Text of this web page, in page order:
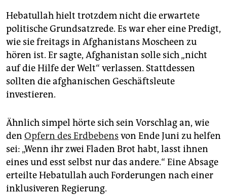
Hebatullah hielt trotzdem nicht die erwartete
politische Grundsatzrede. Es war eher eine Predigt,
wie sie freitags in Afghanistans Moscheen zu
hören ist. Er sagte, Afghanistan solle sich „nicht
auf die Hilfe der Welt“ verlassen. Stattdessen
sollten die afghanischen Geschäftsleute
investieren.
Ähnlich simpel hörte sich sein Vorschlag an, wie
den Opfern des Erdbebens von Ende Juni zu helfen
sei: „Wenn ihr zwei Fladen Brot habt, lasst ihnen
eines und esst selbst nur das andere.“ Eine Absage
erteilte Hebatullah auch Forderungen nach einer
inklusiveren Regierung.